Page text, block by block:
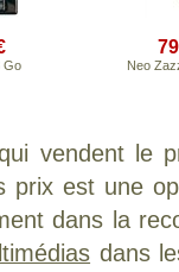
Go Neo
vendent le
prix est une
dans la
dans